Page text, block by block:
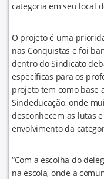
categoria em seu local
O projeto é uma
nas Conquistas e foi
dentro do Sindicato
específicas para os
projeto tem como base
Sindeducação, onde
desconhecem as lutas
envolvimento da
“Com a escolha do
na escola, onde a